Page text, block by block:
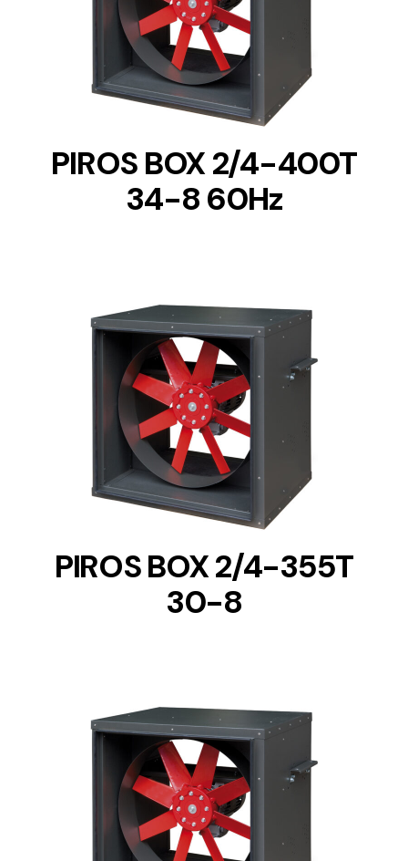
DETAILS
PIROS BOX 2/4-400T
34-8 60Hz
DETAILS
PIROS BOX 2/4-355T
30-8
DETAILS